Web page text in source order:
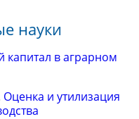
науки
капитал в аграрном
Оценка и утилизация